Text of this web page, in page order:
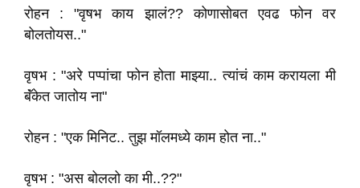
रोहन : "वृषभ काय झालं?? कोणासोबत एवढ फोन वर
बोलतोयस.."
वृषभ : "अरे पप्पांचा फोन होता माझ्या.. त्यांचं काम करायला मी
बॅंकेत जातोय ना"
रोहन : "एक मिनिट.. तुझ मॉलमध्ये काम होत ना.."
वृषभ : "अस बोललो का मी..??"